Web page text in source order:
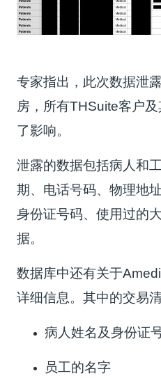
专家指出，此次数据泄
房，所有THSuite客户
了影响。
泄露的数据包括病人和
期、电话号码、物理地
身份证号码、使用过的
据。
数据库中还有关于
详细信息。其中的交易
病人姓名及身份证
员工的名字